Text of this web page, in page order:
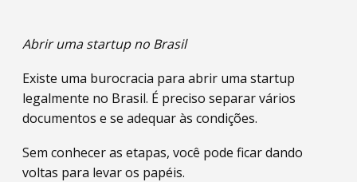
Abrir uma startup no Brasil
Existe uma burocracia para abrir uma startup
legalmente no Brasil. É preciso separar vários
documentos e se adequar às condições.
Sem conhecer as etapas, você pode ficar dando
voltas para levar os papéis.